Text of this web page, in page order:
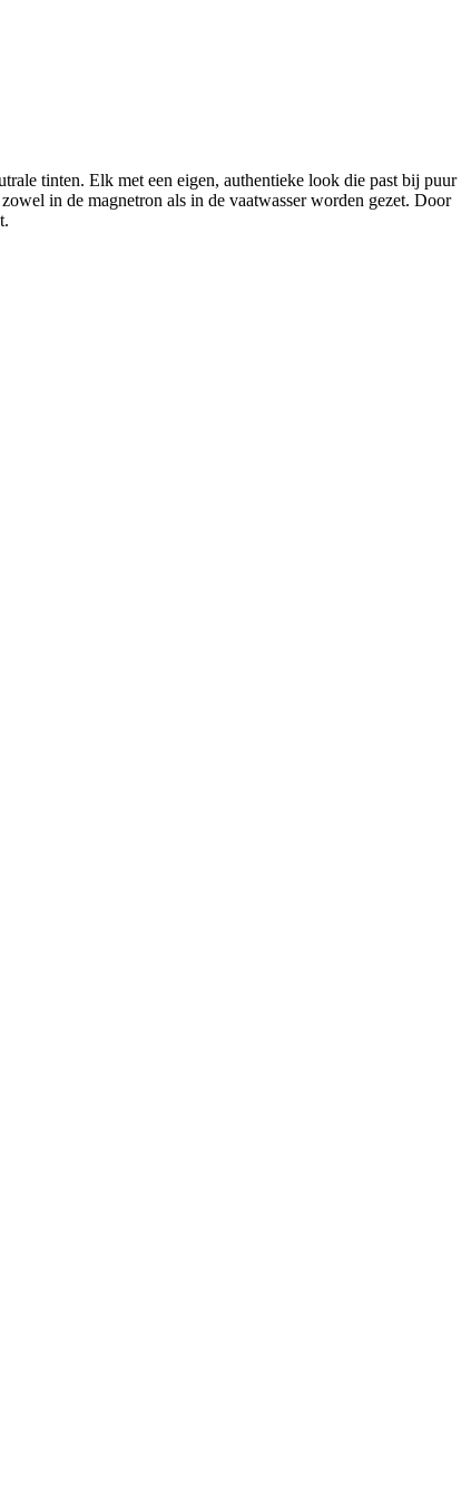
tinten. Elk met een eigen, authentieke look die past bij puur
in de magnetron als in de vaatwasser worden gezet. Door